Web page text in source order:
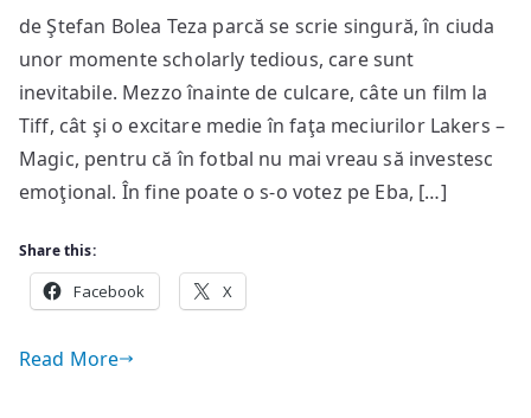
de Ştefan Bolea Teza parcă se scrie singură, în ciuda
unor momente scholarly tedious, care sunt
inevitabile. Mezzo înainte de culcare, câte un film la
Tiff, cât şi o excitare medie în faţa meciurilor Lakers –
Magic, pentru că în fotbal nu mai vreau să investesc
emoţional. În fine poate o s-o votez pe Eba, […]
Share this:
Facebook X
Read More